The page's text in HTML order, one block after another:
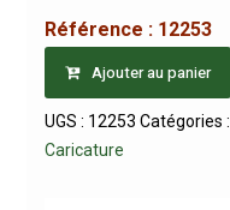
Référence : 12253
Ajouter au panier
UGS : 12253 Catégories :
Caricature